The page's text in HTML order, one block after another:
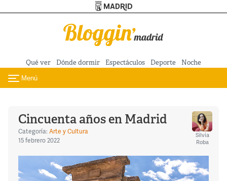
Pasar al contenido principal
Qué ver Dónde dormir Espectáculos Deporte Noche
Toggle navigation
Menú
Cincuenta años en Madrid
Categoría: Arte y Cultura
15 febrero 2022
Silvia
Roba